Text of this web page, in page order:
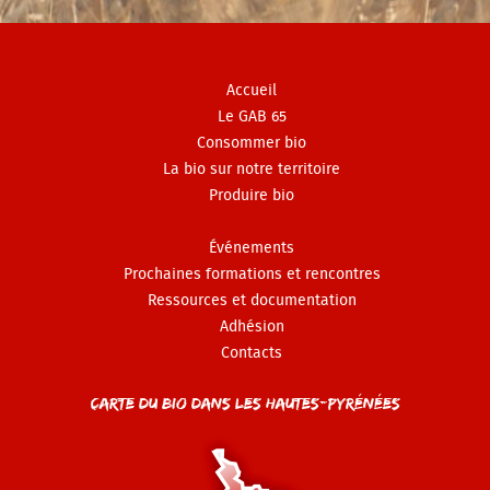
Accueil
Le GAB 65
Consommer bio
La bio sur notre territoire
Produire bio
Événements
Prochaines formations et rencontres
Ressources et documentation
Adhésion
Contacts
Carte du Bio dans les Hautes-Pyrénées